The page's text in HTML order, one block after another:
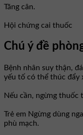
Tăng cân.
Hội chứng cai thuốc
Chú ý đề
Bệnh nhân suy thận,
yếu tố có thể thúc đẩy
Nếu cần, ngừng
Trẻ em Ngừng dùng
phù mạch.